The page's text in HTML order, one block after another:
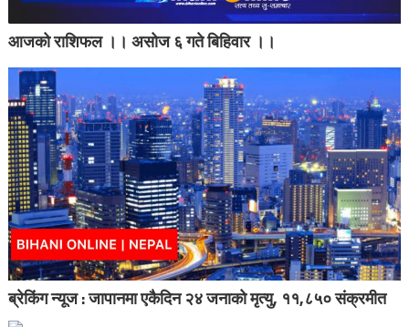
आजको राशिफल ।। असोज ६ गते बिहिवार ।।
ब्रेकिंग न्यूज : जापानमा एकैदिन २४ जनाको मृत्यु, ११,८५० संक्रमीत